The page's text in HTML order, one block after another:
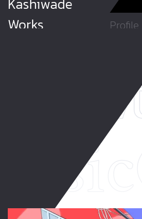
Works
Profile